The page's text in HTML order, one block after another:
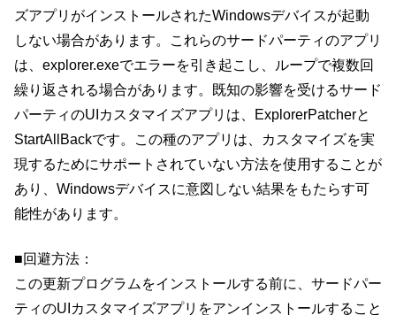
ズアプリがインストールされたWindowsデバイスが起動
しない場合があります。これらのサードパーティのアプリ
は、explorer.exeでエラーを引き起こし、ループで複数回
繰り返される場合があります。既知の影響を受けるサード
パーティのUIカスタマイズアプリは、ExplorerPatcherと
StartAllBackです。この種のアプリは、カスタマイズを実
現するためにサポートされていない方法を使用することが
あり、Windowsデバイスに意図しない結果をもたらす可
能性があります。
■回避方法：
この更新プログラムをインストールする前に、サードパー
ティのUIカスタマイズアプリをアンインストールすること